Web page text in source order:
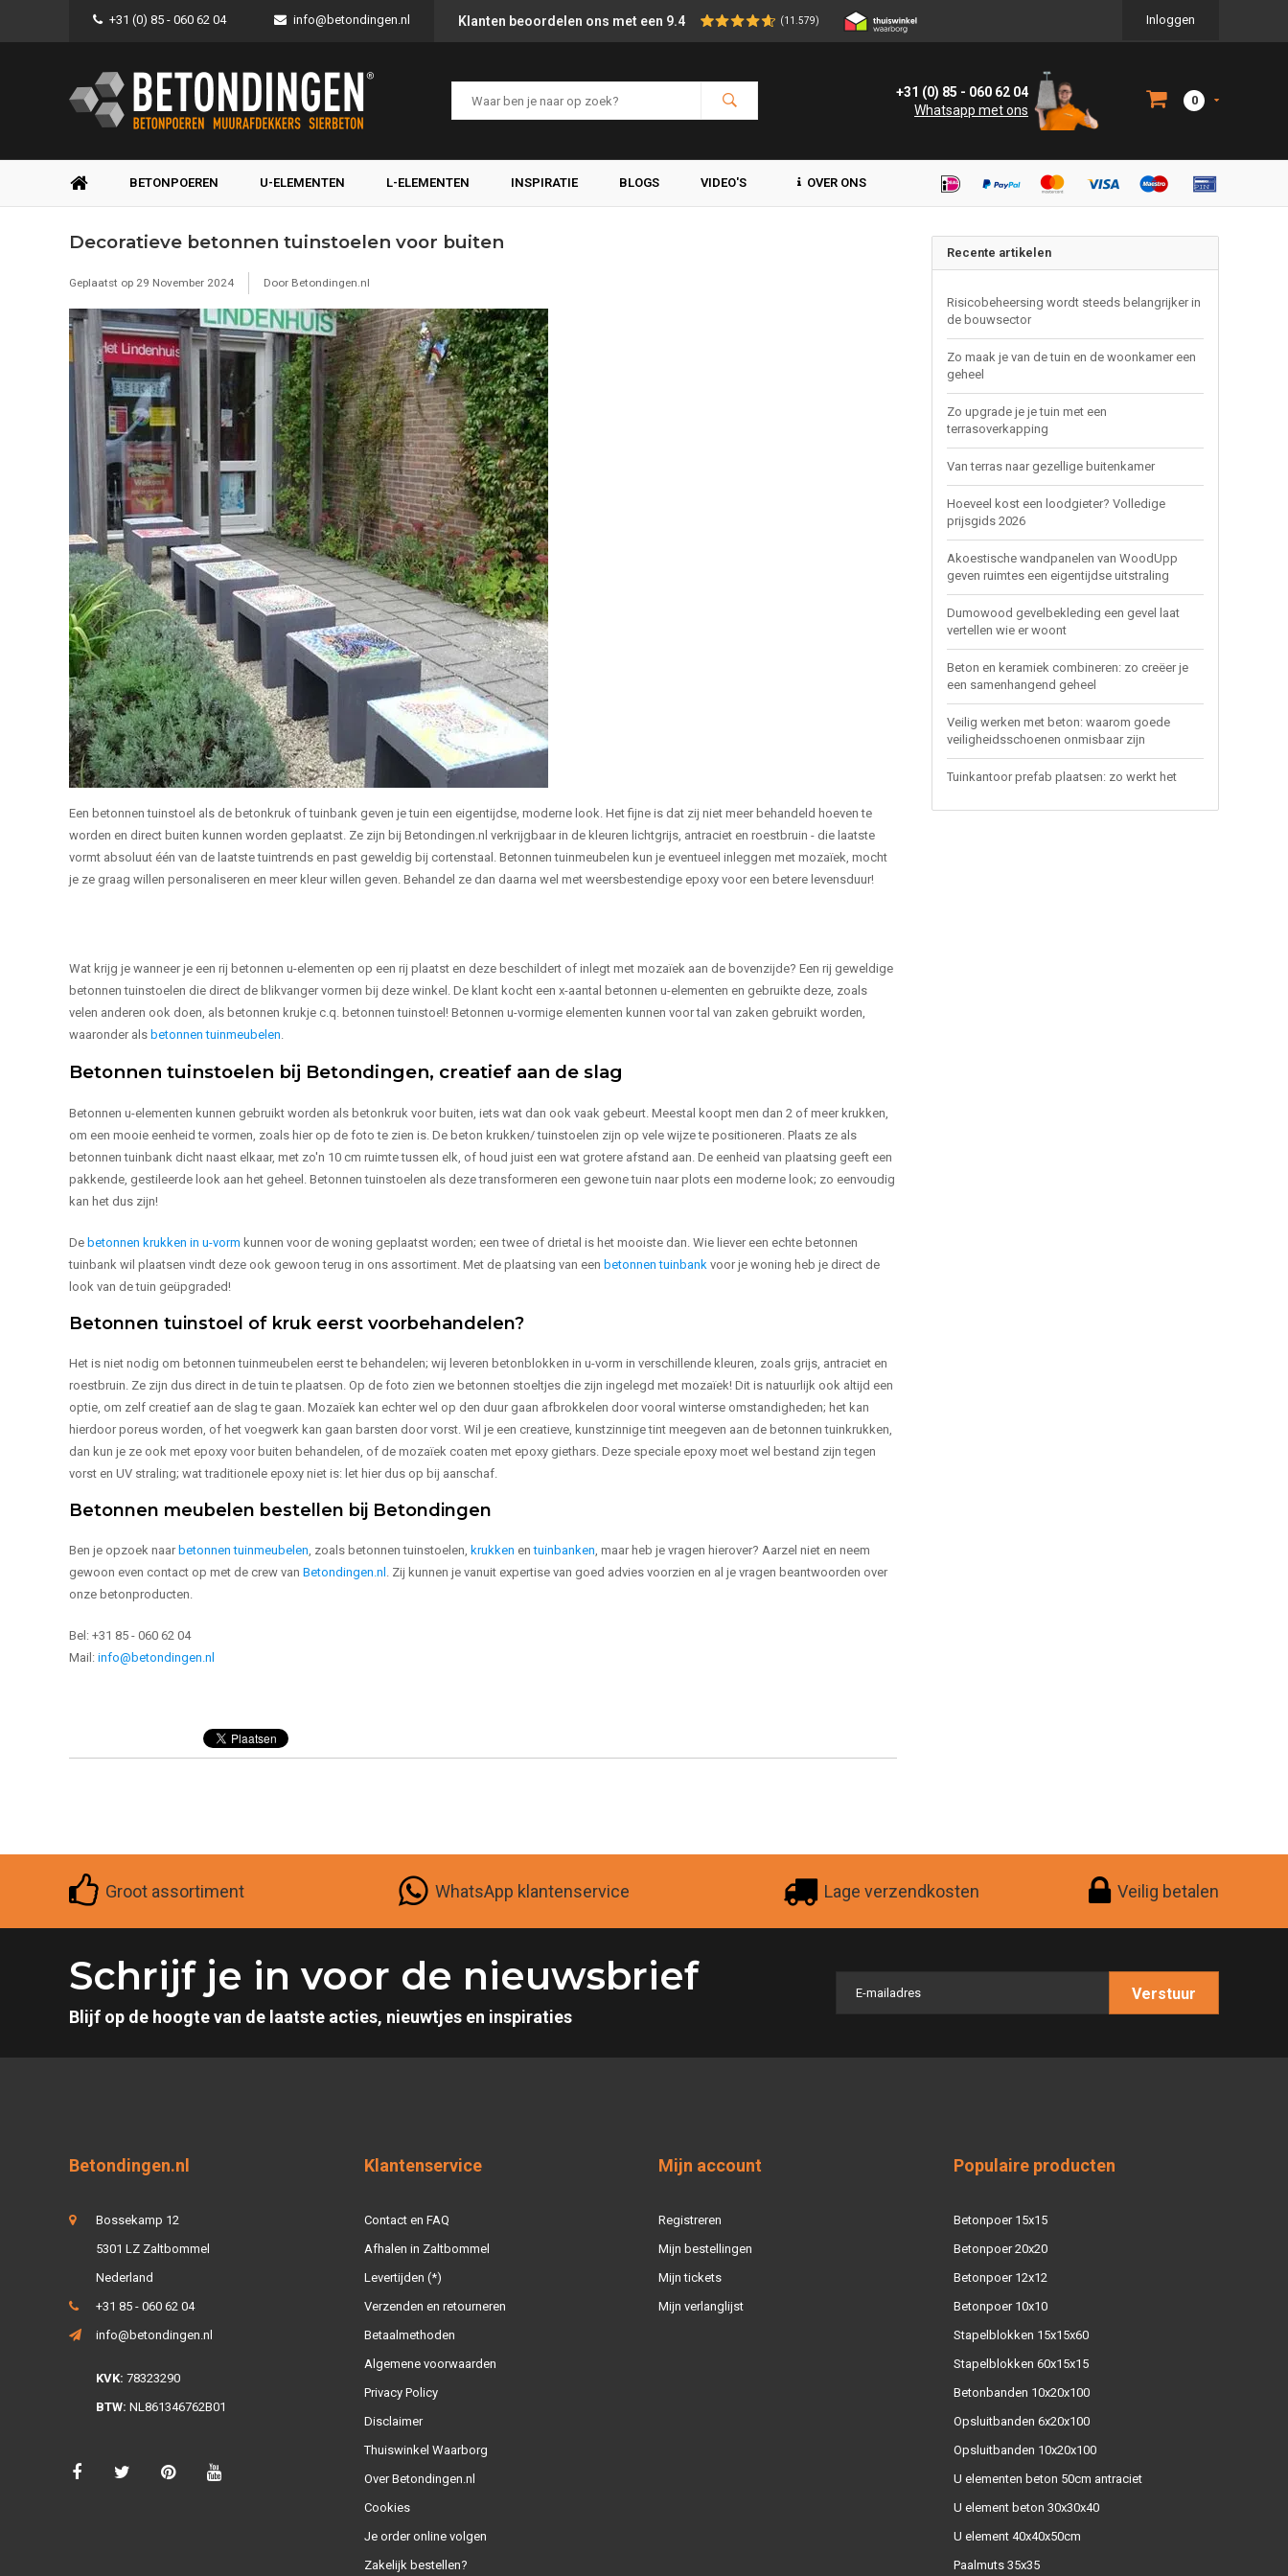
+31 (0) 85 - 060 62 04 info@betondingen.nl Klanten beoordelen ons met een 9.4 (11.579) Inloggen
+31 (0) 85 - 060 62 04
Whatsapp met ons
0
BETONPOEREN U-ELEMENTEN L-ELEMENTEN INSPIRATIE BLOGS VIDEO'S OVER ONS
Decoratieve betonnen tuinstoelen voor buiten
Geplaatst op 29 November 2024 Door Betondingen.nl
Een betonnen tuinstoel als de betonkruk of tuinbank geven je tuin een eigentijdse, moderne look. Het fijne is dat zij niet meer behandeld hoeven te
worden en direct buiten kunnen worden geplaatst. Ze zijn bij Betondingen.nl verkrijgbaar in de kleuren lichtgrijs, antraciet en roestbruin - die laatste
vormt absoluut één van de laatste tuintrends en past geweldig bij cortenstaal. Betonnen tuinmeubelen kun je eventueel inleggen met mozaïek, mocht
je ze graag willen personaliseren en meer kleur willen geven. Behandel ze dan daarna wel met weersbestendige epoxy voor een betere levensduur!
Wat krijg je wanneer je een rij betonnen u-elementen op een rij plaatst en deze beschildert of inlegt met mozaïek aan de bovenzijde? Een rij geweldige
betonnen tuinstoelen die direct de blikvanger vormen bij deze winkel. De klant kocht een x-aantal betonnen u-elementen en gebruikte deze, zoals
velen anderen ook doen, als betonnen krukje c.q. betonnen tuinstoel! Betonnen u-vormige elementen kunnen voor tal van zaken gebruikt worden,
waaronder als betonnen tuinmeubelen.
Betonnen tuinstoelen bij Betondingen, creatief aan de slag
Betonnen u-elementen kunnen gebruikt worden als betonkruk voor buiten, iets wat dan ook vaak gebeurt. Meestal koopt men dan 2 of meer krukken,
om een mooie eenheid te vormen, zoals hier op de foto te zien is. De beton krukken/ tuinstoelen zijn op vele wijze te positioneren. Plaats ze als
betonnen tuinbank dicht naast elkaar, met zo'n 10 cm ruimte tussen elk, of houd juist een wat grotere afstand aan. De eenheid van plaatsing geeft een
pakkende, gestileerde look aan het geheel. Betonnen tuinstoelen als deze transformeren een gewone tuin naar plots een moderne look; zo eenvoudig
kan het dus zijn!
De betonnen krukken in u-vorm kunnen voor de woning geplaatst worden; een twee of drietal is het mooiste dan. Wie liever een echte betonnen
tuinbank wil plaatsen vindt deze ook gewoon terug in ons assortiment. Met de plaatsing van een betonnen tuinbank voor je woning heb je direct de
look van de tuin geüpgraded!
Betonnen tuinstoel of kruk eerst voorbehandelen?
Het is niet nodig om betonnen tuinmeubelen eerst te behandelen; wij leveren betonblokken in u-vorm in verschillende kleuren, zoals grijs, antraciet en
roestbruin. Ze zijn dus direct in de tuin te plaatsen. Op de foto zien we betonnen stoeltjes die zijn ingelegd met mozaïek! Dit is natuurlijk ook altijd een
optie, om zelf creatief aan de slag te gaan. Mozaïek kan echter wel op den duur gaan afbrokkelen door vooral winterse omstandigheden; het kan
hierdoor poreus worden, of het voegwerk kan gaan barsten door vorst. Wil je een creatieve, kunstzinnige tint meegeven aan de betonnen tuinkrukken,
dan kun je ze ook met epoxy voor buiten behandelen, of de mozaïek coaten met epoxy giethars. Deze speciale epoxy moet wel bestand zijn tegen
vorst en UV straling; wat traditionele epoxy niet is: let hier dus op bij aanschaf.
Betonnen meubelen bestellen bij Betondingen
Ben je opzoek naar betonnen tuinmeubelen, zoals betonnen tuinstoelen, krukken entuinbanken, maar heb je vragen hierover? Aarzel niet en neem
gewoon even contact op met de crew van Betondingen.nl . Zij kunnen je vanuit expertise van goed advies voorzien en al je vragen beantwoorden over
onze betonproducten.
Bel: +31 85 - 060 62 04
Mail: info@betondingen.nl
Recente artikelen
Risicobeheersing wordt steeds belangrijker in
de bouwsector
Zo maak je van de tuin en de woonkamer een
geheel
Zo upgrade je je tuin met een
terrasoverkapping
Van terras naar gezellige buitenkamer
Hoeveel kost een loodgieter? Volledige
prijsgids 2026
Akoestische wandpanelen van WoodUpp
geven ruimtes een eigentijdse uitstraling
Dumowood gevelbekleding een gevel laat
vertellen wie er woont
Beton en keramiek combineren: zo creëer je
een samenhangend geheel
Veilig werken met beton: waarom goede
veiligheidsschoenen onmisbaar zijn
Tuinkantoor prefab plaatsen: zo werkt het
Groot assortiment WhatsApp klantenservice Lage verzendkosten Veilig betalen
Schrijf je in voor de nieuwsbrief
Blijf op de hoogte van de laatste acties, nieuwtjes en inspiraties
Verstuur
Betondingen.nl
Bossekamp 12
5301 LZ Zaltbommel
Nederland
+31 85 - 060 62 04
info@betondingen.nl
KVK: 78323290
BTW: NL861346762B01
Klantenservice
Contact en FAQ
Afhalen in Zaltbommel
Levertijden (*)
Verzenden en retourneren
Betaalmethoden
Algemene voorwaarden
Privacy Policy
Disclaimer
Thuiswinkel Waarborg
Over Betondingen.nl
Cookies
Je order online volgen
Zakelijk bestellen?
Mijn account
Registreren
Mijn bestellingen
Mijn tickets
Mijn verlanglijst
Populaire producten
Betonpoer 15x15
Betonpoer 20x20
Betonpoer 12x12
Betonpoer 10x10
Stapelblokken 15x15x60
Stapelblokken 60x15x15
Betonbanden 10x20x100
Opsluitbanden 6x20x100
Opsluitbanden 10x20x100
U elementen beton 50cm antraciet
U element beton 30x30x40
U element 40x40x50cm
Paalmuts 35x35